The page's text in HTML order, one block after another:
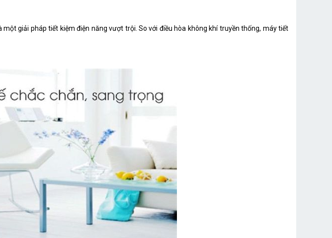
giải pháp tiết kiệm điện năng vượt trội. So với điều hòa không khí truyền thống, máy tiết